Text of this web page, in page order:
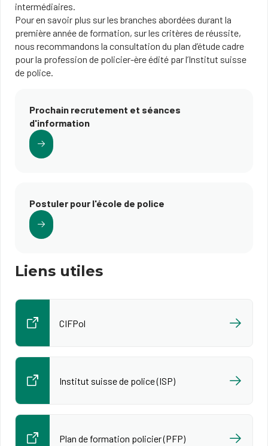
intermédiaires.
Pour en savoir plus sur les branches abordées durant la
première année de formation, sur les critères de réussite,
nous recommandons la consultation du plan d’étude cadre
pour la profession de policier-ère édité par l’Institut suisse
de police.
Prochain recrutement et séances
d'information
Postuler pour l'école de police
Liens utiles
CIFPol
Institut suisse de police (ISP)
Plan de formation policier​ (PFP)